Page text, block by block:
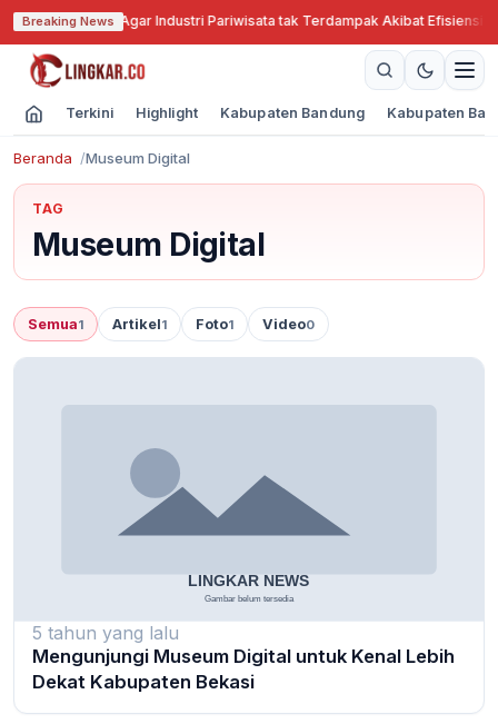
Breaking News
Cari Solusi Agar Industri Pariwisata tak Terdampak Akibat Efisiensi
Terkini Highlight Kabupaten Bandung Kabupaten
Beranda Museum Digital
TAG
Museum Digital
Semua1 Artikel1 Foto1 Video0
5 tahun yang lalu
Mengunjungi Museum Digital untuk Kenal Lebih
Dekat Kabupaten Bekasi